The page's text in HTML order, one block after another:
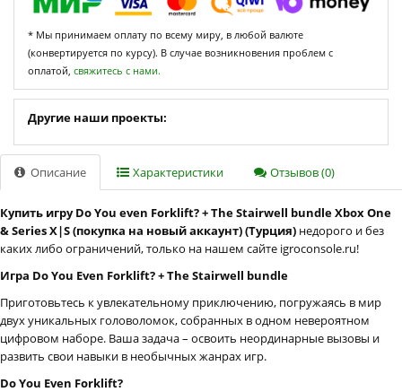
* Мы принимаем оплату по всему миру, в любой валюте
(конвертируется по курсу). В случае возникновения проблем с
оплатой, свяжитесь с нами.
Другие наши проекты:
Описание Характеристики Отзывов (0)
Купить игру Do You even Forklift? + The Stairwell bundle Xbox One
& Series X|S (покупка на новый аккаунт) (Турция) недорого и без
каких либо ограничений, только на нашем сайте igroconsole.ru!
Игра Do You Even Forklift? + The Stairwell bundle
Приготовьтесь к увлекательному приключению, погружаясь в мир
двух уникальных головоломок, собранных в одном невероятном
цифровом наборе. Ваша задача – освоить неординарные вызовы и
развить свои навыки в необычных жанрах игр.
Do You Even Forklift?